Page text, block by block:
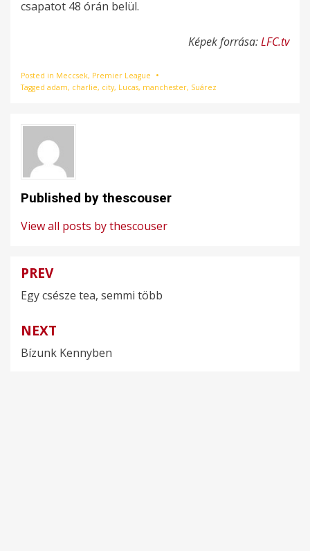
csapatot 48 órán belül.
Képek forrása:LFC.tv
Posted in Meccsek, Premier League
Tagged adam, charlie, city, Lucas, manchester, Suárez
Published by thescouser
View all posts by thescouser
Bejegyzés
navigáció
PREV
Egy csésze tea, semmi több
NEXT
Bízunk Kennyben